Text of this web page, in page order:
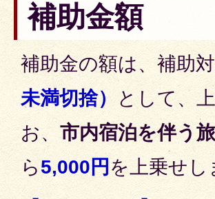
補助金額
補助金の額は、補助
未満切捨）
として、
お、市内宿泊を伴う
ら5,000円 を上乗せし